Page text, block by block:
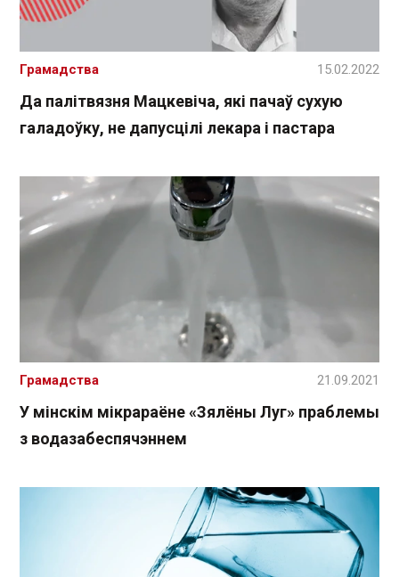
Да палітвязня Мацкевіча, які пачаў сухую
галадоўку, не дапусцілі лекара і пастара
Грамадства 15.02.2022
У мінскім мікрараёне «Зялёны Луг» праблемы
з водазабеспячэннем
Грамадства 21.09.2021